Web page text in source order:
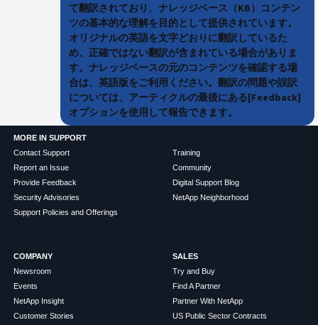
て翻訳されており、ナレッジベース（KB）コンテン
ツの基本的な理解を目的として提供されています。
オリジナルの英語を文字どおりに翻訳しているた
め、正確ではない翻訳が含まれている場合がありま
す。ナレッジベースの元のコンテンツを確認する場
合は、英語版をご利用ください。翻訳の問題や誤訳
については、アーティクルの最後にある[Feedback]
オプションを使用して報告できます。
MORE IN SUPPORT
Contact Support
Report an Issue
Provide Feedback
Security Advisories
Support Policies and Offerings
Training
Community
Digital Support Blog
NetApp Neighborhood
COMPANY
Newsroom
Events
NetApp Insight
Customer Stories
SALES
Try and Buy
Find A Partner
Partner With NetApp
US Public Sector Contracts